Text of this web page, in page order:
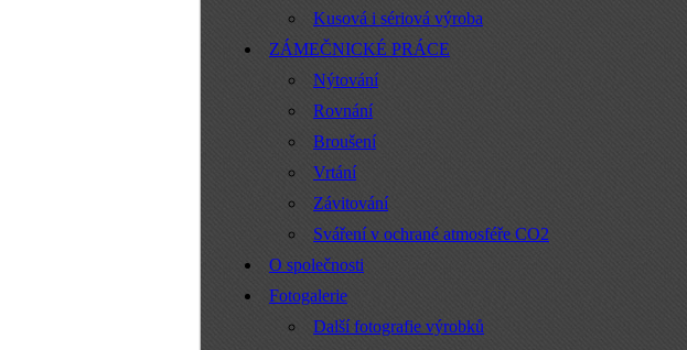
Kusová i sériová výroba
ZÁMEČNICKÉ PRÁCE
Nýtování
Rovnání
Broušení
Vrtání
Závitování
Sváření v ochrané atmosféře CO2
O společnosti
Fotogalerie
Další fotografie výrobků